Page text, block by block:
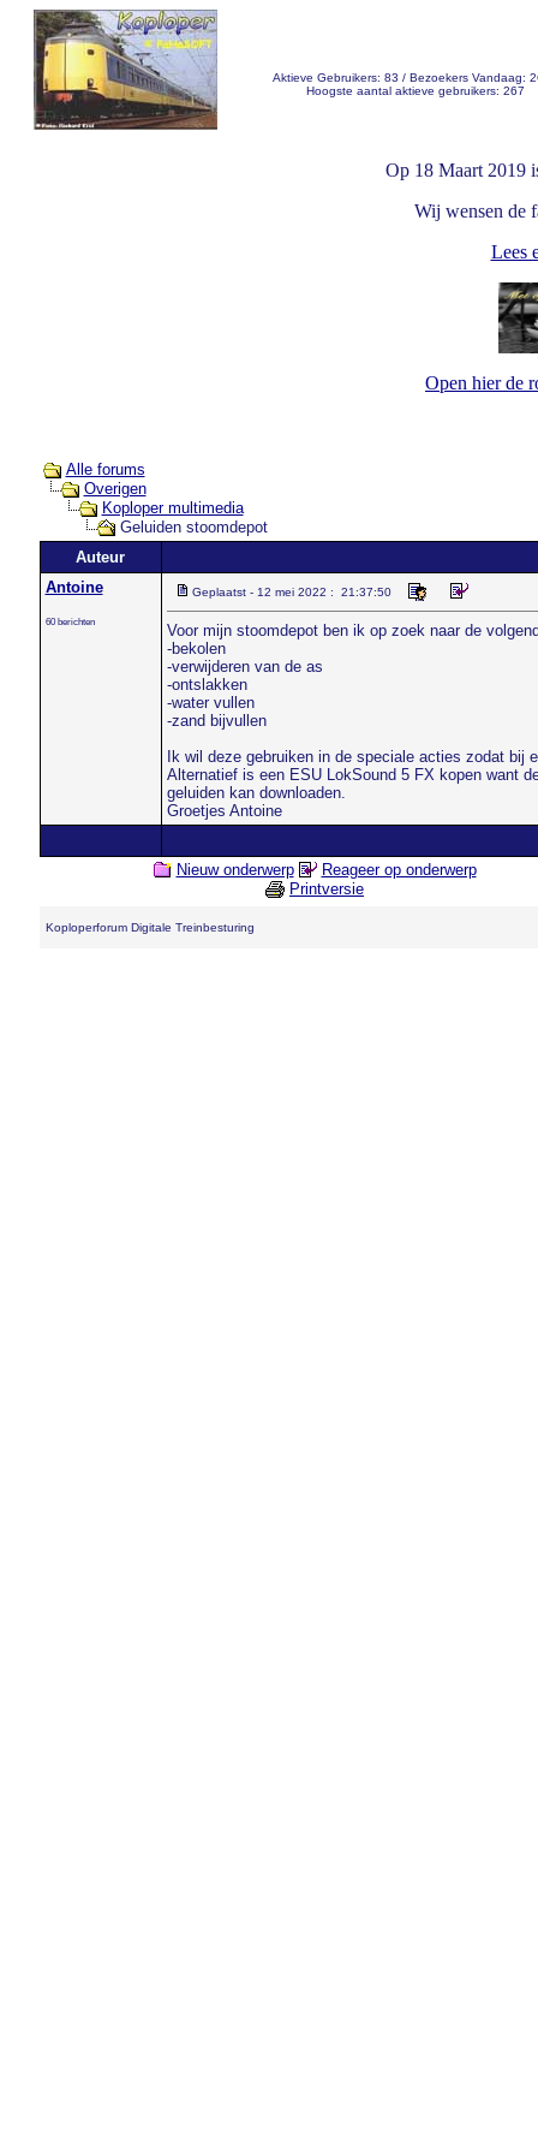
Aktieve Gebruikers: 83 / Bezoekers Vandaag:
Hoogste aantal aktieve gebruikers: 267
Op 18 Maart 2019
Wij wensen de
Lees
Open hier de
Alle forums
Overigen
Koploper multimedia
Geluiden stoomdepot
Auteur
Antoine
60 berichten
Geplaatst - 12 mei 2022 : 21:37:50
Voor mijn stoomdepot ben ik op zoek naar de
-bekolen
-verwijderen van de as
-ontslakken
-water vullen
-zand bijvullen
Ik wil deze gebruiken in de speciale acties zodat bij
Alternatief is een ESU LokSound 5 FX kopen want
geluiden kan downloaden.
Groetjes Antoine
Nieuw onderwerp
Reageer op onderwerp
Printversie
Koploperforum Digitale Treinbesturing